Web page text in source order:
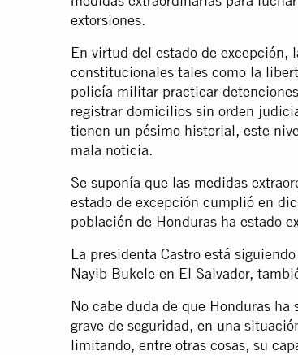
extorsiones.
En virtud del estado de excepción,
constitucionales tales como la
policía militar practicar
registrar domicilios sin orden
tienen un pésimo historial, este
mala noticia.
Se suponía que las medidas
estado de excepción cumplió en
población de Honduras ha estado
La presidenta Castro está
Nayib Bukele en El Salvador,
No cabe duda de que Honduras
grave de seguridad, en una
limitando, entre otras cosas, su